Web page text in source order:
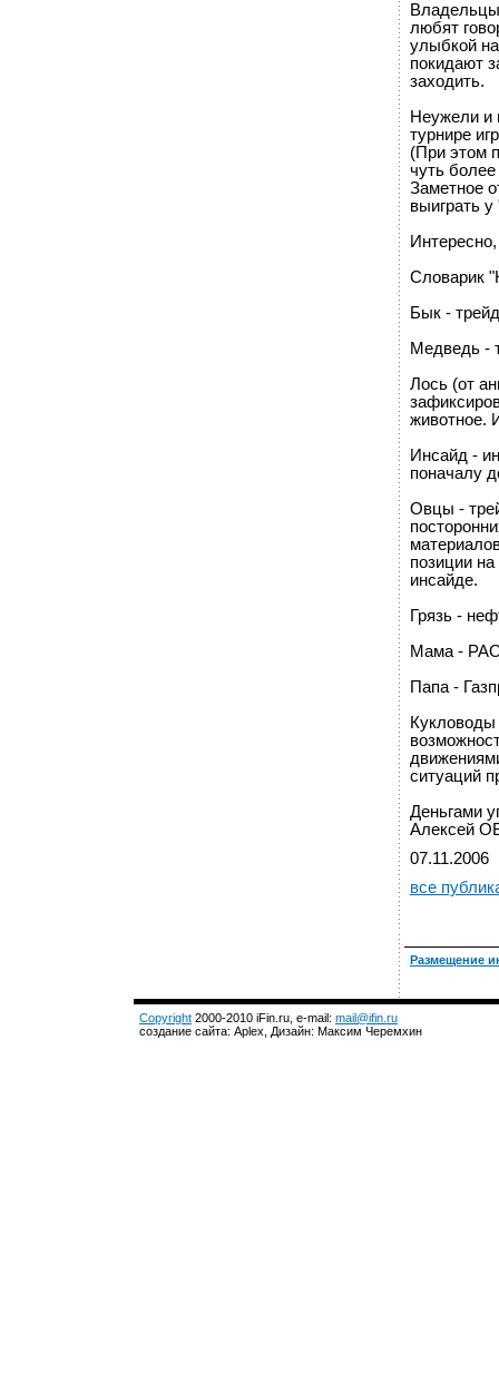
Владельцы
любят
улыбкой
покидают
заходить.
Неужели и
турнире
(При этом
чуть
Заметное
выиграть
Словарик
Бык -
Медведь -
Лось (от
животное.
Инсайд -
поначалу
Овцы -
позиции
инсайде.
Грязь -
Мама -
Папа -
ситуаций
Деньгами
Алексей
07.11.2006
все
Размещение
Copyright 2000-2010 iFin.ru, e-mail: mail@ifin.ru
создание сайта: Aplex, Дизайн: Максим Черемхин